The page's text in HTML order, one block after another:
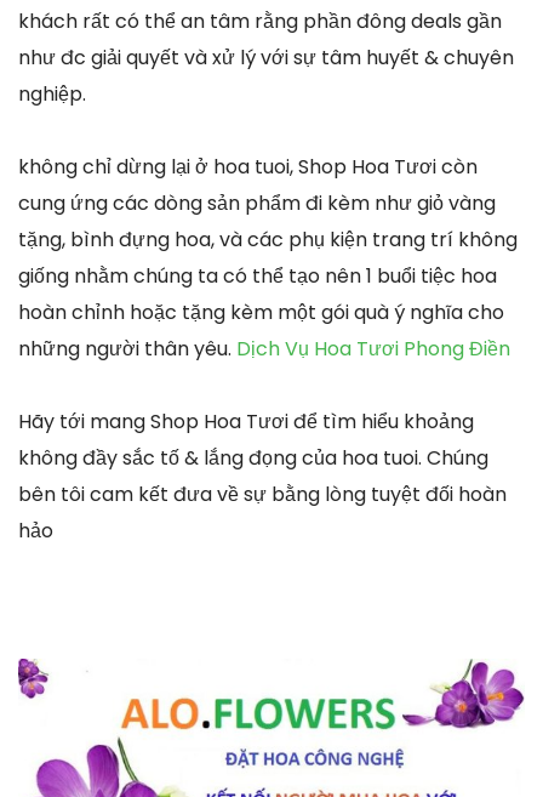
khách rất có thể an tâm rằng phần đông deals gần
như đc giải quyết và xử lý với sự tâm huyết & chuyên
nghiệp.
không chỉ dừng lại ở hoa tuoi, Shop Hoa Tươi còn
cung ứng các dòng sản phẩm đi kèm như giỏ vàng
tặng, bình đựng hoa, và các phụ kiện trang trí không
giống nhằm chúng ta có thể tạo nên 1 buổi tiệc hoa
hoàn chỉnh hoặc tặng kèm một gói quà ý nghĩa cho
những người thân yêu. Dịch Vụ Hoa Tươi Phong Điền
Hãy tới mang Shop Hoa Tươi để tìm hiểu khoảng
không đầy sắc tố & lắng đọng của hoa tuoi. Chúng
bên tôi cam kết đưa về sự bằng lòng tuyệt đối hoàn
hảo